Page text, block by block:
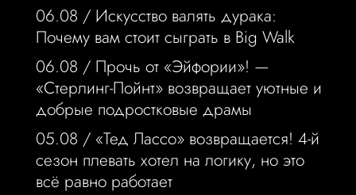
06.08 / Искусство валять дурака:
Почему вам стоит сыграть в Big Walk
06.08 / Прочь от «Эйфории»! —
«Стерлинг-Пойнт» возвращает уютные и
добрые подростковые драмы
05.08 / «Тед Лассо» возвращается! 4-й
сезон плевать хотел на логику, но это
всё равно работает